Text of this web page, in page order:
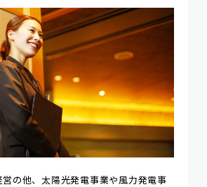
の他、太陽光発電事業や風力発電事